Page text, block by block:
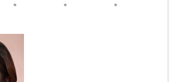
＊ ＊